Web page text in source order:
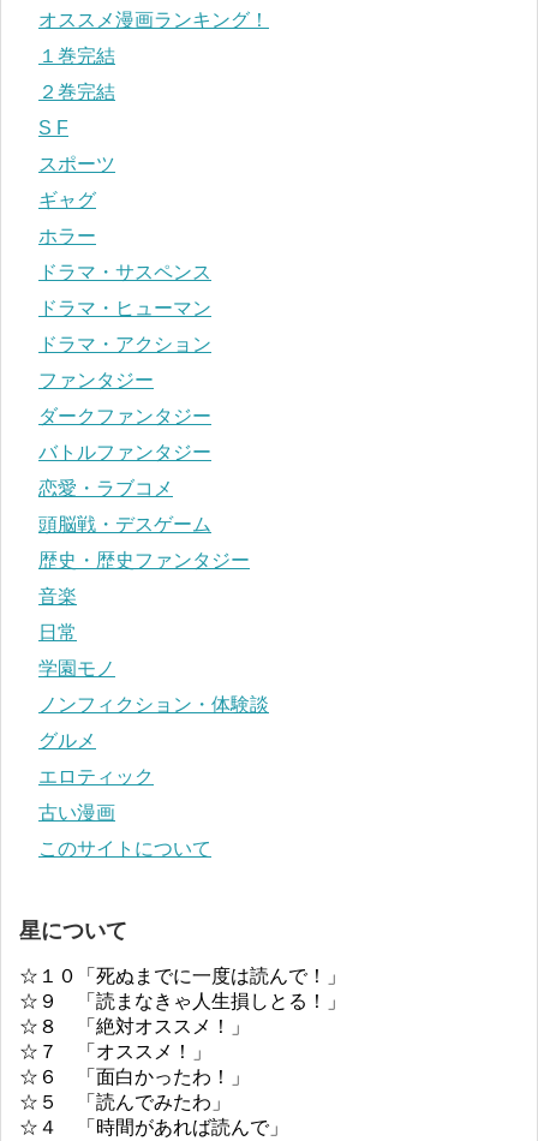
オススメ漫画ランキング！
１巻完結
２巻完結
S F
スポーツ
ギャグ
ホラー
ドラマ・サスペンス
ドラマ・ヒューマン
ドラマ・アクション
ファンタジー
ダークファンタジー
バトルファンタジー
恋愛・ラブコメ
頭脳戦・デスゲーム
歴史・歴史ファンタジー
音楽
日常
学園モノ
ノンフィクション・体験談
グルメ
エロティック
古い漫画
このサイトについて
星について
☆１０「死ぬまでに一度は読んで！」
☆９ 「読まなきゃ人生損しとる！」
☆８ 「絶対オススメ！」
☆７ 「オススメ！」
☆６ 「面白かったわ！」
☆５ 「読んでみたわ」
☆４ 「時間があれば読んで」